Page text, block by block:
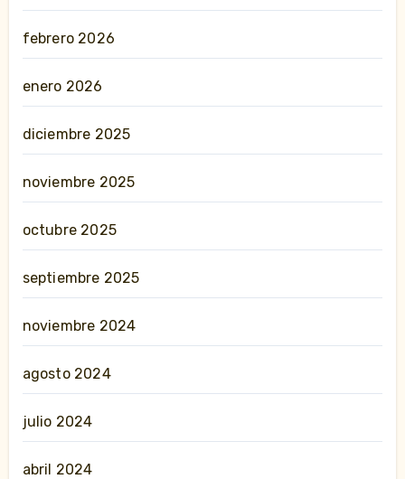
febrero 2026
enero 2026
diciembre 2025
noviembre 2025
octubre 2025
septiembre 2025
noviembre 2024
agosto 2024
julio 2024
abril 2024